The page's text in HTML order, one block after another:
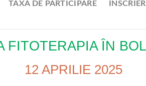
TAXA DE PARTICIPARE
FITOTERAPIA ÎN
12 APRILIE 2025